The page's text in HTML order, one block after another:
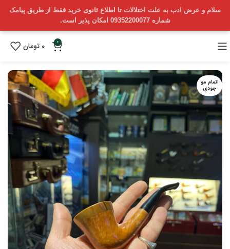
سلام و عرض ادب به علت اختلالات تا اطلاع ثانوی خرید فقط از طریق پیامک
شماره 09352200077 امکان پذیر است.
0
0 تومان
اتمام مو
جودی